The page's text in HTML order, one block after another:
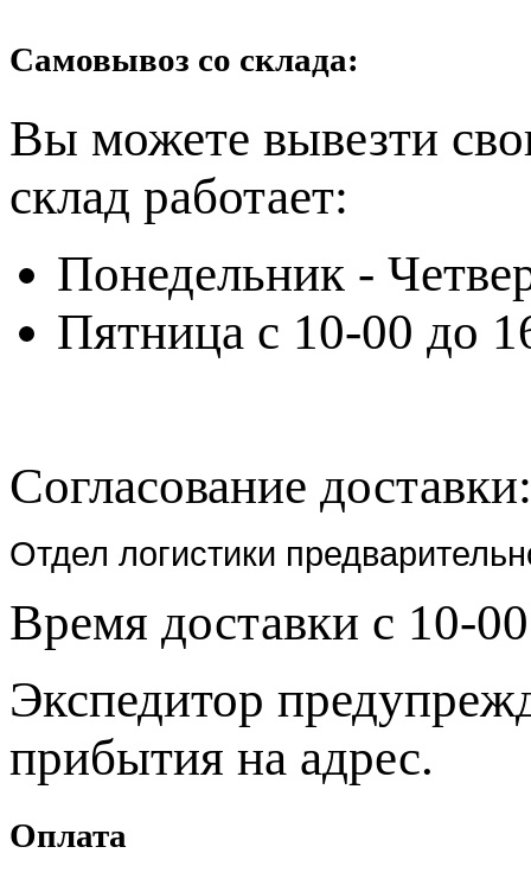
Самовывоз со склада:
Вы можете вывезти
склад работает:
Понедельник -
Пятница с 10-00 до
Согласование доставки:
Отдел логистики
Время доставки с 10-
Экспедитор
прибытия на адрес.
Оплата